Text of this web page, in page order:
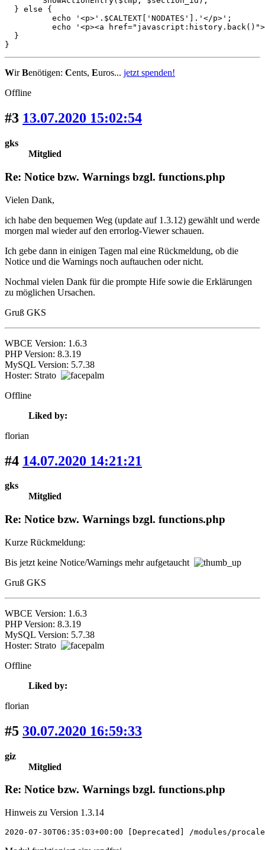
  } else {
  }
}
WirBenötigen: Cents, Euros... jetzt spenden!
Offline
#3 13.07.2020 15:02:54
gks
Mitglied
Re: Notice bzw. Warnings bzgl. functions.php
Vielen Dank,
ich habe den bequemen Weg (update auf 1.3.12) gewählt und werde
morgen mal wieder auf den errorlog-Viewer schauen.
Ich gebe dann in einigen Tagen mal eine Rückmeldung, ob die
Notice und die Warnings noch auftauchen oder nicht.
Nochmal vielen Dank für die prompte Hife sowie die Erklärungen
zu möglichen Ursachen.
Gruß GKS
WBCE Version: 1.6.3
PHP Version: 8.3.19
MySQL Version: 5.7.38
Hoster: Strato
Offline
Liked by:
florian
#4 14.07.2020 14:21:21
gks
Mitglied
Re: Notice bzw. Warnings bzgl. functions.php
Kurze Rückmeldung:
Bis jetzt keine Notice/Warnings mehr aufgetaucht
Gruß GKS
WBCE Version: 1.6.3
PHP Version: 8.3.19
MySQL Version: 5.7.38
Hoster: Strato
Offline
Liked by:
florian
#5 30.07.2020 16:59:33
giz
Mitglied
Re: Notice bzw. Warnings bzgl. functions.php
Hinweis zu Version 1.3.14
2020-07-30T06:35:03+00:00 [Deprecated] /modules/